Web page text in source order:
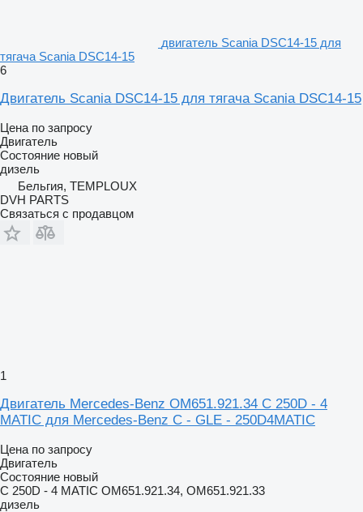
двигатель Scania DSC14-15 для
тягача Scania DSC14-15
6
Двигатель Scania DSC14-15 для тягача Scania DSC14-15
Цена по запросу
Двигатель
Состояние новый
дизель
Бельгия, TEMPLOUX
DVH PARTS
Связаться с продавцом
1
Двигатель Mercedes-Benz OM651.921.34 C 250D - 4
MATIC для Mercedes-Benz C - GLE - 250D4MATIC
Цена по запросу
Двигатель
Состояние новый
C 250D - 4 MATIC OM651.921.34, OM651.921.33
дизель